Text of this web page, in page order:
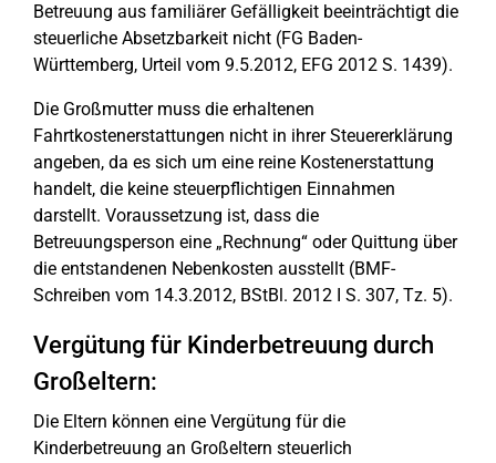
Betreuung aus familiärer Gefälligkeit beeinträchtigt die
steuerliche Absetzbarkeit nicht (FG Baden-
Württemberg, Urteil vom 9.5.2012, EFG 2012 S. 1439).
Die Großmutter muss die erhaltenen
Fahrtkostenerstattungen nicht in ihrer Steuererklärung
angeben, da es sich um eine reine Kostenerstattung
handelt, die keine steuerpflichtigen Einnahmen
darstellt. Voraussetzung ist, dass die
Betreuungsperson eine „Rechnung“ oder Quittung über
die entstandenen Nebenkosten ausstellt (BMF-
Schreiben vom 14.3.2012, BStBl. 2012 I S. 307, Tz. 5).
Vergütung für Kinderbetreuung durch
Großeltern:
Die Eltern können eine Vergütung für die
Kinderbetreuung an Großeltern steuerlich